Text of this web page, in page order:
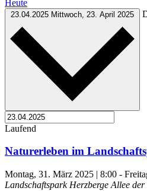
Heute
23.04.2025 Mittwoch, 23. April 2025
Laufend
Naturerleben im
Montag, 31. März 2025 | 8:00 -
Landschaftspark Herzberge Allee